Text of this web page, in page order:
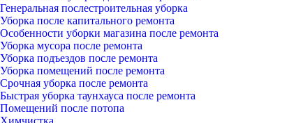
Генеральная послестроительная уборка
Уборка после капитального ремонта
Особенности уборки магазина после ремонта
Уборка мусора после ремонта
Уборка подъездов после ремонта
Уборка помещений после ремонта
Срочная уборка после ремонта
Быстрая уборка таунхауса после ремонта
Помещений после потопа
Химчистка